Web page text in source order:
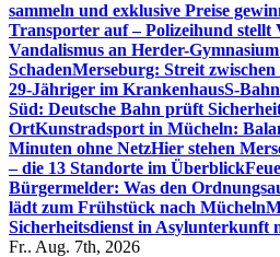
sammeln und exklusive Preise
Transporter auf – Polizeihund stellt
Vandalismus an Herder-
SchadenMerseburg: Streit
29-Jähriger im KrankenhausS-
Süd: Deutsche Bahn prüft
OrtKunstradsport in Mücheln:
Minuten ohne NetzHier stehen
– die 13 Standorte im Überblick
Bürgermelder: Was den
lädt zum Frühstück nach Mücheln
Sicherheitsdienst in Asylunterkunft
Fr.. Aug. 7th, 2026